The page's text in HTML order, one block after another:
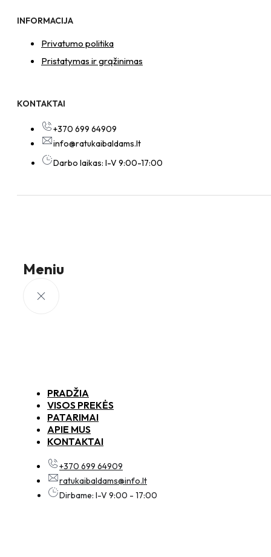
INFORMACIJA
Privatumo politika
Pristatymas ir grąžinimas
KONTAKTAI
+370 699 64909
info@ratukaibaldams.lt
Darbo laikas: I-V 9:00-17:00
Meniu
PRADŽIA
VISOS PREKĖS
PATARIMAI
APIE MUS
KONTAKTAI
+370 699 64909
ratukaibaldams@info.lt
Dirbame: I-V 9:00 - 17:00